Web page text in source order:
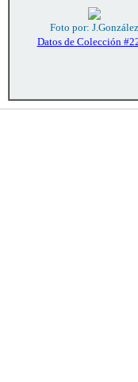
Foto por: J.González
Datos de Colección